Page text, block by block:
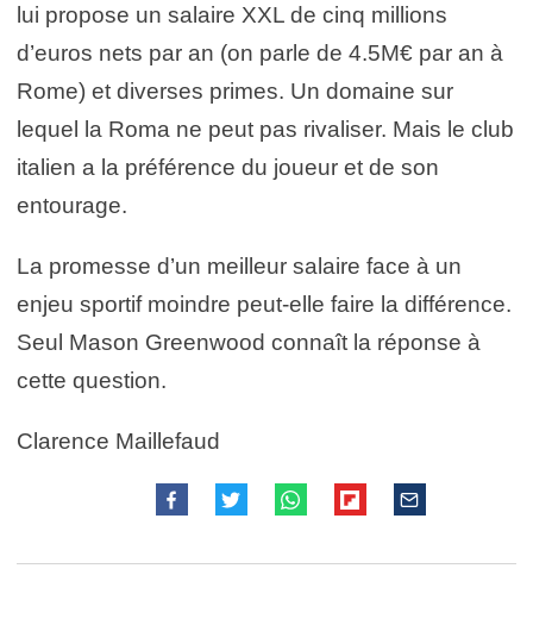
lui propose un salaire XXL de cinq millions
d’euros nets par an (on parle de 4.5M€ par an à
Rome) et diverses primes. Un domaine sur
lequel la Roma ne peut pas rivaliser. Mais le club
italien a la préférence du joueur et de son
entourage.
La promesse d’un meilleur salaire face à un
enjeu sportif moindre peut-elle faire la différence.
Seul Mason Greenwood connaît la réponse à
cette question.
Clarence Maillefaud